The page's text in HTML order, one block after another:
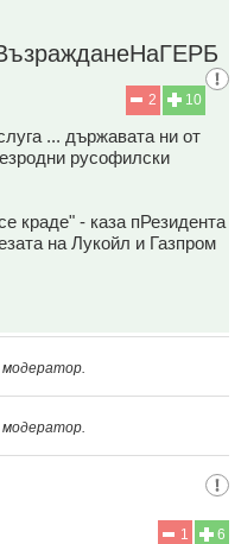
10
2
... държавата ни от
русофилски
краде" - каза пРезидента
на Лукойл и Газпром
6
1